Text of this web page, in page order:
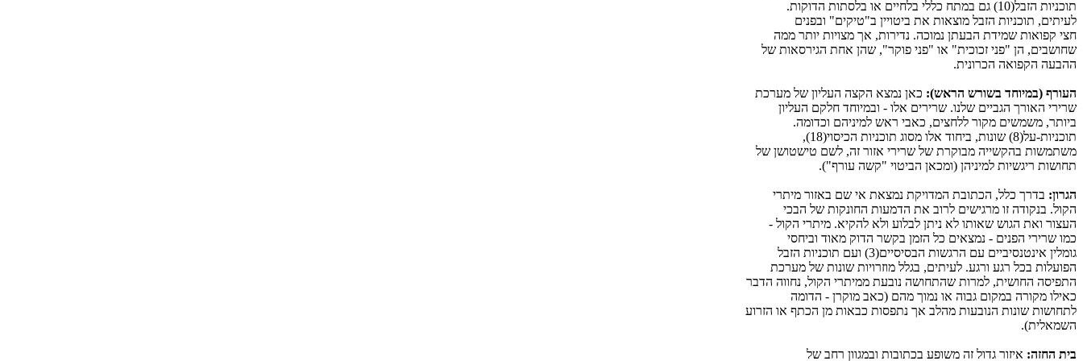
.תוקודה תותסלב וא םייחלב יללכ חתמב םג (10)לבזה תוינכות
םינפבו "םיקיט"ב ןייוטיב תא תואצומ לבזה תוינכות ,םיתיעל
הממ רתוי תויוצמ ךא ,תורידנ .הכומנ ןתעבה תדימש תואופק יצח
לש תואסריגה תחא ןהש ,"רקופ ינפ" וא "תיכוכז ינפ" ןה ,םיבשוחש
.תינורכה האופקה העבהה
תכרעמ לש ןוילעה הצקה אצמנ ןאכ :(שארה שרושב דחוימב) ףרועה
ןוילעה םקלח דחוימבו - ולא םירירש .ונלש םייבגה ךרואה ירירש
.המודכו םהינימל שאר יבאכ ,םיצחלל רוקמ םישמשמ ,רתויב
,(18)יוסיכה תוינכות גוסמ ולא דוחיב ,תונוש (8)לע-תוינכות
לש ןשוטשיט םשל ,הז רוזא ירירש לש תרקובמ היישקהב תושמתשמ
.("ףרוע השק" יוטיבה ןאכמו) ןהינימל תוישגיר תושוחת
ירתימ רוזאב םש יא תאצמנ תקיודמה תבותכה ,ללכ ךרדב :ןורגה
יכבה לש תוקנוחה תועמדה תא בורל םישיגרמ וז הדוקנב .לוקה
- לוקה ירתימ .איקהל אלו עולבל ןתינ אל ותואש שוגה תאו רוצעה
יסחיבו דואמ קודה רשקב ןמזה לכ םיאצמנ - םינפה ירירש ומכ
לבזה תוינכות םעו (3)םייסיסבה תושגרה םע םייביסנטניא ןילמוג
תכרעמ לש תונוש תויורזומ ללגב ,םיתיעל .עגרו עגר לכב תולעופה
רבדה הווחנ ,לוקה ירתיממ תעבונ השוחתהש תורמל ,תישוחה הסיפתה
המודה - ןרקומ באכ) םהמ ךומנ וא הובג םוקמב הרוקמ וליאכ
עורזה וא ףתכה ןמ תואבכ תוספתנ ךא בלהמ תועבונה תונוש תושוחתל
.(תילאמשה
לש בחר ןווגמבו תובותכב עפושמ הז לודג רוזיא :הזחה תיב